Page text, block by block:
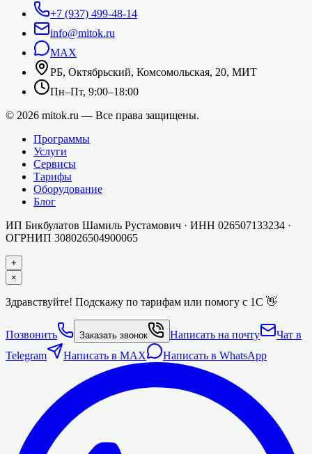
+7 (937) 499-48-14
info@mitok.ru
MAX
РБ, Октябрьский, Комсомольская, 20, МИТ
Пн–Пт, 9:00–18:00
© 2026 mitok.ru — Все права защищены.
Программы
Услуги
Сервисы
Тарифы
Оборудование
Блог
ИП Бикбулатов Шамиль Рустамович · ИНН 026507133234 ·
ОГРНИП 308026504900065
+
×
Здравствуйте! Подскажу по тарифам или помогу с 1С 👋
Позвонить Заказать звонок Написать на почту
Чат в
Telegram
Написать в MAX Написать в WhatsApp